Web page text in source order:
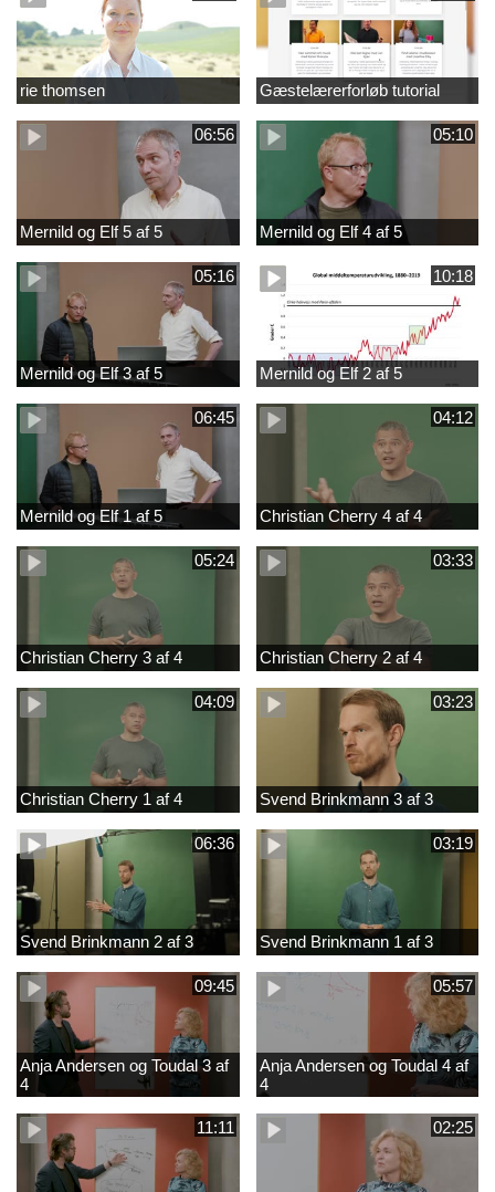
rie thomsen Gæstelærerforløb tutorial
06:56
Mernild og Elf 5 af 5
05:10
Mernild og Elf 4 af 5
05:16
Mernild og Elf 3 af 5
10:18
Mernild og Elf 2 af 5
06:45
Mernild og Elf 1 af 5
04:12
Christian Cherry 4 af 4
05:24
Christian Cherry 3 af 4
03:33
Christian Cherry 2 af 4
04:09
Christian Cherry 1 af 4
03:23
Svend Brinkmann 3 af 3
06:36
Svend Brinkmann 2 af 3
03:19
Svend Brinkmann 1 af 3
09:45
Anja Andersen og Toudal 3 af
4
05:57
Anja Andersen og Toudal 4 af
4
11:11 02:25